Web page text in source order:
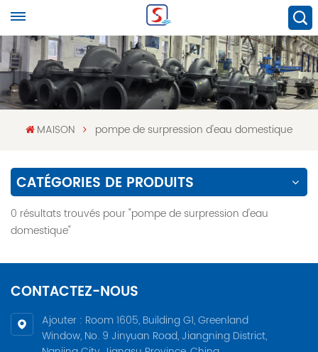
MAISON pompe de surpression d'eau domestique
CATÉGORIES DE PRODUITS
0 résultats trouvés pour "pompe de surpression d'eau
domestique"
CONTACTEZ-NOUS
Ajouter : Room 1605, Building G1, Greenland
Window, No. 9 Jinyuan Road, Jiangning District,